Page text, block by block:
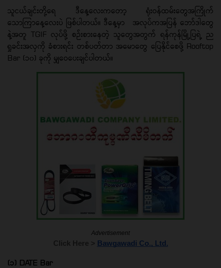
သူငယ်ချင်းတို့ရေ ဒီနေ့လေးကတော့ ရုံးဝန်ထမ်းတွေအကြိုက်
သောကြာနေ့လေးပဲ ဖြစ်ပါတယ်။ ဒီနေ့မှာ အလုပ်ကအပြန် ဘော်ဒါတွေ
နဲ့အတူ TGIF လုပ်ဖို့ စဉ်းစားနေတဲ့ သူတွေအတွက် ရန်ကုန်မြို့ပြရဲ့ ည
ရှုခင်းအလှကို ခံစားရင်း တစ်ပတ်တာ အမောတွေ ပြေနိုင်စေဖို့ Rooftop
Bar (၁၀) ခုကို မျှဝေပေးချင်ပါတယ်။
Advertisement
Bawgawadi Co., Ltd.
(၁) DATE Bar